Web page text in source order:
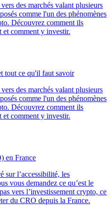
des marchés valant plusieurs
comme l'un des phénomènes
Découvrez comment ils
comment y investir.
tout ce qu'il faut savoir
des marchés valant plusieurs
comme l'un des phénomènes
Découvrez comment ils
comment y investir.
en France
sur l’accessibilité, les
vous demandez ce qu’est le
vers l’investissement crypto, ce
du CRO depuis la France.